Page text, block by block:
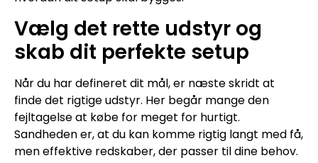
Vælg det rette udstyr og
skab dit perfekte setup
Når du har defineret dit mål, er næste skridt at
finde det rigtige udstyr. Her begår mange den
fejltagelse at købe for meget for hurtigt.
Sandheden er, at du kan komme rigtig langt med få,
men effektive redskaber, der passer til dine behov.